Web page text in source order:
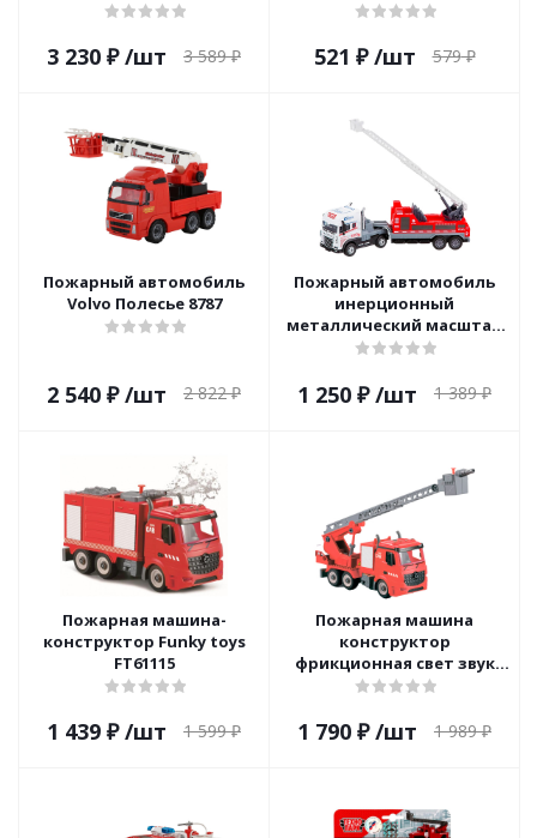
3 230 ₽ /шт 3 589₽ 521 ₽ /шт 579₽
Пожарный автомобиль
Volvo Полесье 8787
2 540 ₽ /шт 2 822₽
Пожарный автомобиль
инерционный
металлический масштаб
1:24 BeBoy IT109993
1 250 ₽ /шт 1 389₽
Пожарная машина-
конструктор Funky toys
FT61115
1 439 ₽ /шт 1 599₽
Пожарная машина
конструктор
фрикционная свет звук
вода масштаб 1:12 Funky
1 790 ₽ /шт 1 989₽